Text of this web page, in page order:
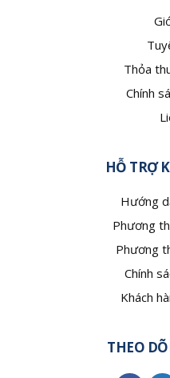
Thỏa
Chính
HỖ TRỢ
Hướng
Phương
Phương
Chính
Khách
THEO